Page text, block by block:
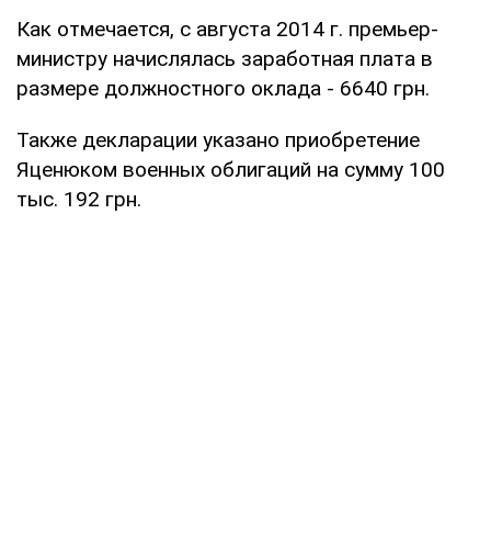
Как отмечается, с августа 2014 г. премьер-
министру начислялась заработная плата в
размере должностного оклада - 6640 грн.
Также декларации указано приобретение
Яценюком военных облигаций на сумму 100
тыс. 192 грн.